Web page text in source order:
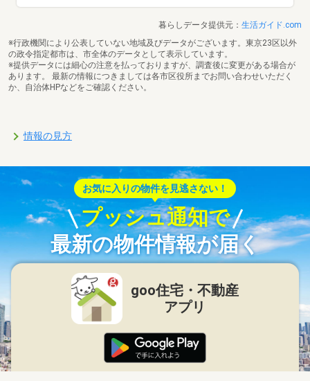
暮らしデータ提供元： 生活ガイド.com
※行政機関により公表していない地域及びデータがございます。東京23区以外
の政令指定都市は、市全体のデータとして表示しています。
※提供データには細心の注意を払っておりますが、調査後に変更がある場合が
あります。 最新の情報につきましては各市区役所までお問い合わせいただく
か、自治体HPなどをご確認ください。
情報の見方
お気に入りの物件を見逃さない！
プッシュ通知で
最新の物件情報が届く
goo住宅・不動産
アプリ